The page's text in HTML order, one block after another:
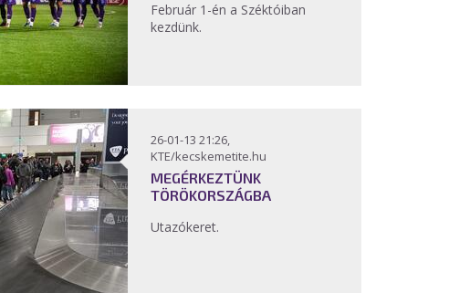
Február 1-én a Széktóiban
kezdünk.
26-01-13 21:26,
KTE/kecskemetite.hu
MEGÉRKEZTÜNK
TÖRÖKORSZÁGBA
Utazókeret.